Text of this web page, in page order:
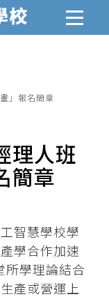
」報名簡章
理人班
簡章
智慧學校學
學合作加速
所學理論結合
產或營運上